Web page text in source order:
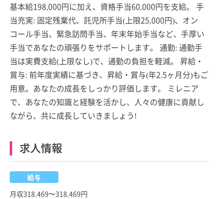
基本給198,000円に加え、資格手当60,000円を支給。 手
当充実: 固定残業代、託児所手当(上限25,000円)、オン
コール手当、緊急訪問手当、年末年始手当など、手厚い
手当であなたの頑張りをサポートします。 通勤: 通勤手
当は実費支給(上限なし)で、通勤の負担を軽減。 昇給・
賞与: 前年度実績に基づき、昇給・賞与(年2.5ヶ月分)もご
用意。あなたの成長をしっかり評価します。 ミレニア
で、あなたの知識と経験を活かし、人々の健康に貢献し
ながら、共に成長していきましょう!
求人情報
給与
月収318,469〜318,469円